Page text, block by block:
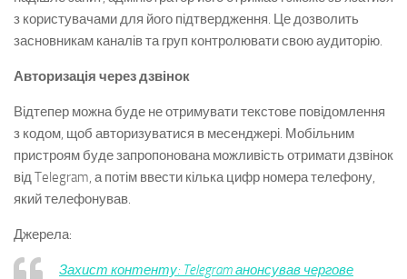
з користувачами для його підтвердження. Це дозволить
засновникам каналів та груп контролювати свою аудиторію.
Авторизація через дзвінок
Відтепер можна буде не отримувати текстове повідомлення
з кодом, щоб авторизуватися в месенджері. Мобільним
пристроям буде запропонована можливість отримати дзвінок
від Telegram, а потім ввести кілька цифр номера телефону,
який телефонував.
Джерела:
Захист контенту: Telegram анонсував чергове